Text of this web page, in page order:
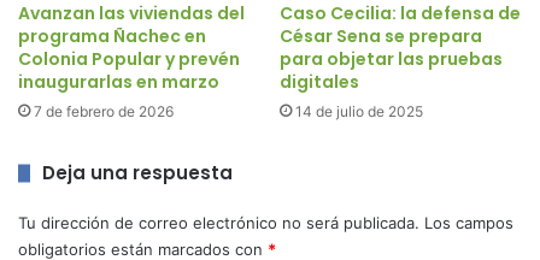
Avanzan las viviendas del
programa Ñachec en
Colonia Popular y prevén
inaugurarlas en marzo
7 de febrero de 2026
Caso Cecilia: la defensa de
César Sena se prepara
para objetar las pruebas
digitales
14 de julio de 2025
Deja una respuesta
Tu dirección de correo electrónico no será publicada. Los campos
obligatorios están marcados con *